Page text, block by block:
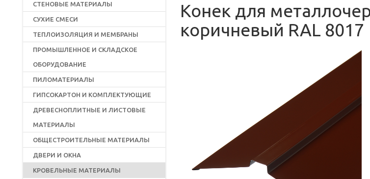
СТЕНОВЫЕ МАТЕРИАЛЫ
СУХИЕ СМЕСИ
ТЕПЛОИЗОЛЯЦИЯ И МЕМБРАНЫ
ПРОМЫШЛЕННОЕ И СКЛАДСКОЕ
ОБОРУДОВАНИЕ
ПИЛОМАТЕРИАЛЫ
ГИПСОКАРТОН И КОМПЛЕКТУЮЩИЕ
ДРЕВЕСНОПЛИТНЫЕ И ЛИСТОВЫЕ
МАТЕРИАЛЫ
ОБЩЕСТРОИТЕЛЬНЫЕ МАТЕРИАЛЫ
ДВЕРИ И ОКНА
КРОВЕЛЬНЫЕ МАТЕРИАЛЫ
Конек для
коричневый RAL 8017